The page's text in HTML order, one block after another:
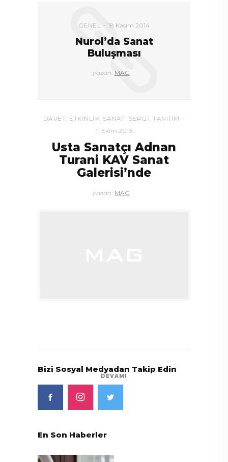
GENEL 18 Kasım 2014
Nurol’da Sanat
Buluşması
yazan: MAG
DAVET, ETKINLIK, SANAT, SERGI , TANITIM
11 Ekim 2013
Usta Sanatçı Adnan
Turani KAV Sanat
Galerisi’nde
yazan: MAG
DEVAMI
Bizi Sosyal Medyadan Takip Edin
En Son Haberler